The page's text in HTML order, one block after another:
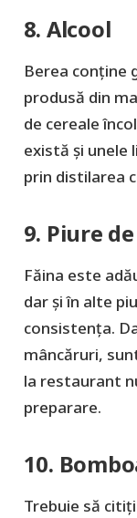
8. Alcool
Berea conține
produsă din
de cereale
există și unele
prin distilarea
9. Piure
Făina este
dar și în alte
consistența.
mâncăruri,
la restaurant
preparare.
10.
Trebuie să